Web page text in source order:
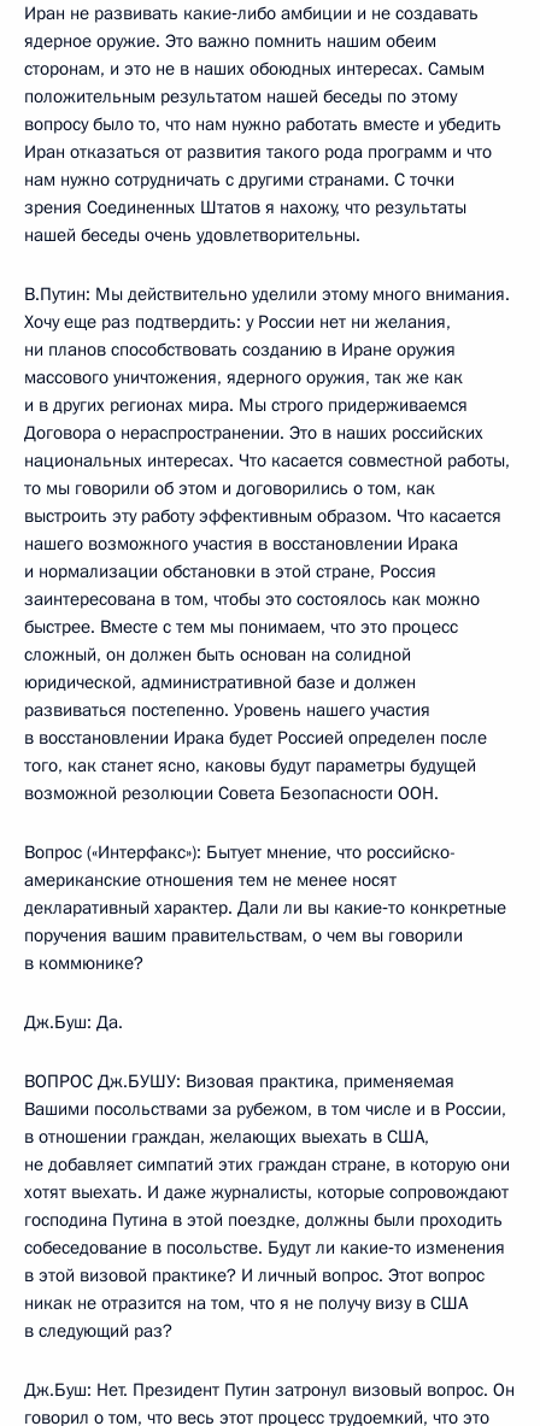
Иран не развивать какие‑либо амбиции и не создавать
ядерное оружие. Это важно помнить нашим обеим
сторонам, и это не в наших обоюдных интересах. Самым
положительным результатом нашей беседы по этому
вопросу было то, что нам нужно работать вместе и убедить
Иран отказаться от развития такого рода программ и что
нам нужно сотрудничать с другими странами. С точки
зрения Соединенных Штатов я нахожу, что результаты
нашей беседы очень удовлетворительны.
В.Путин: Мы действительно уделили этому много внимания.
Хочу еще раз подтвердить: у России нет ни желания,
ни планов способствовать созданию в Иране оружия
массового уничтожения, ядерного оружия, так же как
и в других регионах мира. Мы строго придерживаемся
Договора о нераспространении. Это в наших российских
национальных интересах. Что касается совместной работы,
то мы говорили об этом и договорились о том, как
выстроить эту работу эффективным образом. Что касается
нашего возможного участия в восстановлении Ирака
и нормализации обстановки в этой стране, Россия
заинтересована в том, чтобы это состоялось как можно
быстрее. Вместе с тем мы понимаем, что это процесс
сложный, он должен быть основан на солидной
юридической, административной базе и должен
развиваться постепенно. Уровень нашего участия
в восстановлении Ирака будет Россией определен после
того, как станет ясно, каковы будут параметры будущей
возможной резолюции Совета Безопасности ООН.
Вопрос («Интерфакс»): Бытует мнение, что российско-
американские отношения тем не менее носят
декларативный характер. Дали ли вы какие‑то конкретные
поручения вашим правительствам, о чем вы говорили
в коммюнике?
Дж.Буш: Да.
ВОПРОС Дж.БУШУ: Визовая практика, применяемая
Вашими посольствами за рубежом, в том числе и в России,
в отношении граждан, желающих выехать в США,
не добавляет симпатий этих граждан стране, в которую они
хотят выехать. И даже журналисты, которые сопровождают
господина Путина в этой поездке, должны были проходить
собеседование в посольстве. Будут ли какие‑то изменения
в этой визовой практике? И личный вопрос. Этот вопрос
никак не отразится на том, что я не получу визу в США
в следующий раз?
Дж.Буш: Нет. Президент Путин затронул визовый вопрос. Он
говорил о том, что весь этот процесс трудоемкий, что это